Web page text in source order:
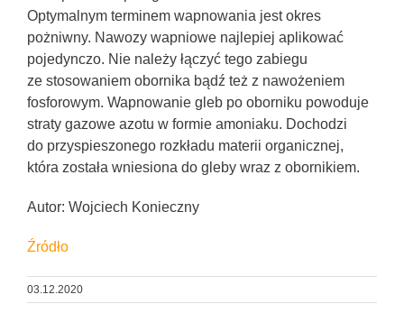
Optymalnym terminem wapnowania jest okres
pożniwny. Nawozy wapniowe najlepiej aplikować
pojedynczo. Nie należy łączyć tego zabiegu
ze stosowaniem obornika bądź też z nawożeniem
fosforowym. Wapnowanie gleb po oborniku powoduje
straty gazowe azotu w formie amoniaku. Dochodzi
do przyspieszonego rozkładu materii organicznej,
która została wniesiona do gleby wraz z obornikiem.
Autor: Wojciech Konieczny
Źródło
03.12.2020